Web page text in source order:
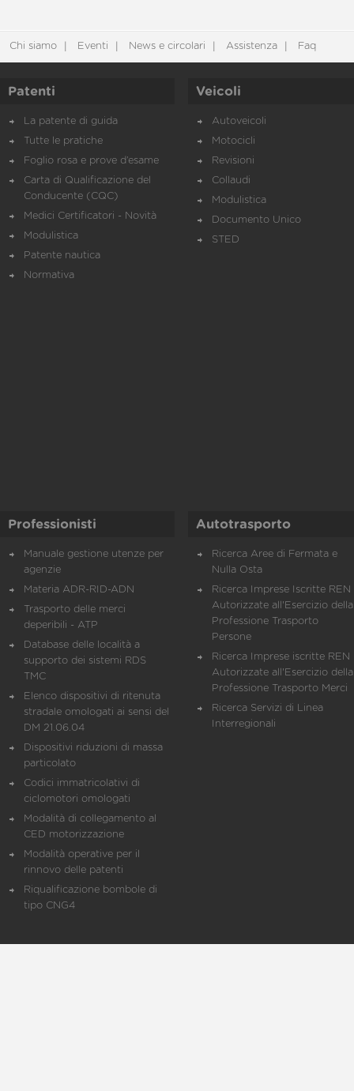
Chi siamo Eventi News e circolari Assistenza Faq
Patenti
La patente di guida
Tutte le pratiche
Foglio rosa e prove d’esame
Carta di Qualificazione del
Conducente (CQC)
Medici Certificatori - Novità
Modulistica
Patente nautica
Normativa
Veicoli
Autoveicoli
Motocicli
Revisioni
Collaudi
Modulistica
Documento Unico
STED
Professionisti
Manuale gestione utenze per
agenzie
Materia ADR-RID-ADN
Trasporto delle merci
deperibili - ATP
Database delle località a
supporto dei sistemi RDS
TMC
Elenco dispositivi di ritenuta
stradale omologati ai sensi del
DM 21.06.04
Dispositivi riduzioni di massa
particolato
Codici immatricolativi di
ciclomotori omologati
Modalità di collegamento al
CED motorizzazione
Modalità operative per il
rinnovo delle patenti
Riqualificazione bombole di
tipo CNG4
Autotrasporto
Ricerca Aree di Fermata e
Nulla Osta
Ricerca Imprese Iscritte REN
Autorizzate all'Esercizio della
Professione Trasporto
Persone
Ricerca Imprese iscritte REN
Autorizzate all'Esercizio della
Professione Trasporto Merci
Ricerca Servizi di Linea
Interregionali